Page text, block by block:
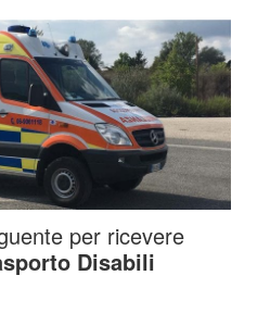
per ricevere
Disabili